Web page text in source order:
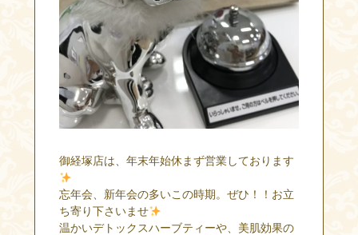
御経塚店は、年末年始休まず営業しております
忘年会、新年会の多いこの時期。ぜひ！！お立
ち寄り下さいませ
温かいデトックスハーブティーや、美肌効果の